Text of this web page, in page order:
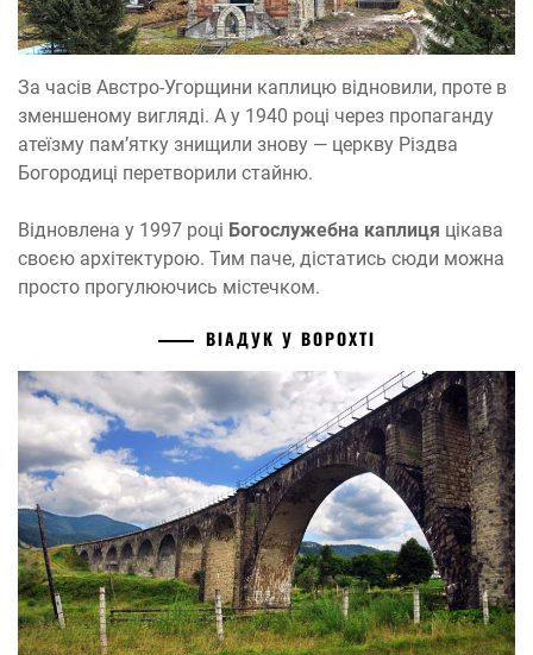
За часів Австро-Угорщини каплицю відновили, проте в
зменшеному вигляді. А у 1940 році через пропаганду
атеїзму пам’ятку знищили знову — церкву Різдва
Богородиці перетворили стайню.
Відновлена у 1997 році Богослужебна каплиця цікава
своєю архітектурою. Тим паче, дістатись сюди можна
просто прогулюючись містечком.
ВІАДУК У ВОРОХТІ